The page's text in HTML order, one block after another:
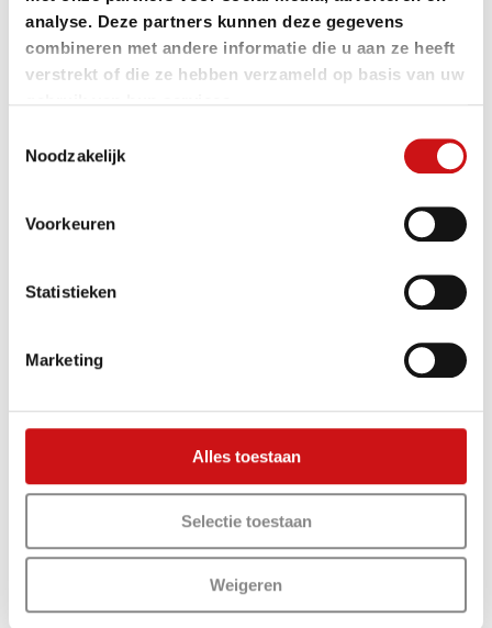
analyse. Deze partners kunnen deze gegevens
combineren met andere informatie die u aan ze heeft
verstrekt of die ze hebben verzameld op basis van uw
Noodzakelijk
Voorkeuren
Statistieken
Marketing
Alles toestaan
Selectie toestaan
Weigeren
eTimer-regeling: doorbraak voor gebruikte EV’s of
nieuw fiscaal tussenstation?
door – wat betekent dat voor wagenparken?
juni 2026
februari 2026
oktober 2025
juli 2025
februari 2025